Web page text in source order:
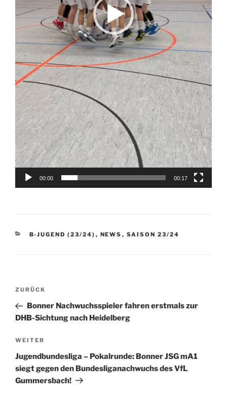
00:00 00:17
KATEGORIEN
B-JUGEND (23/24) , NEWS , SAISON 23/24
Beitragsnavigation
Vorheriger
Beitrag
ZURÜCK
Bonner Nachwuchsspieler fahren erstmals zur
DHB-Sichtung nach Heidelberg
Nächster
Beitrag
WEITER
Jugendbundesliga – Pokalrunde: Bonner JSG mA1
siegt gegen den Bundesliganachwuchs des VfL
Gummersbach!